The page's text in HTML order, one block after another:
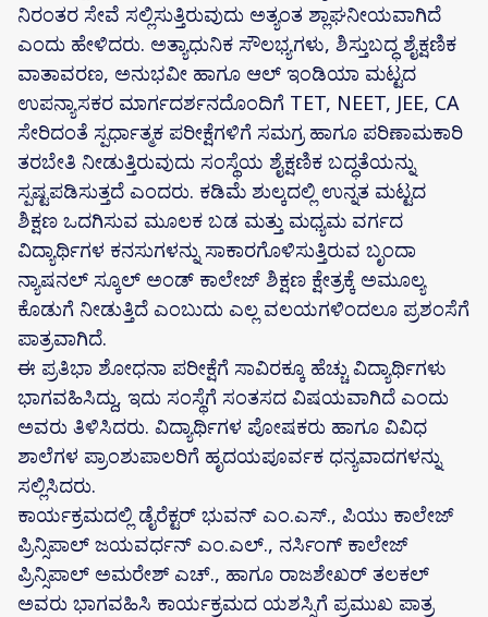
ನಿರಂತರ ಸೇವೆ ಸಲ್ಲಿಸುತ್ತಿರುವುದು ಅತ್ಯಂತ ಶ್ಲಾಘನೀಯವಾಗಿದೆ
ಎಂದು ಹೇಳಿದರು. ಅತ್ಯಾಧುನಿಕ ಸೌಲಭ್ಯಗಳು, ಶಿಸ್ತುಬದ್ಧ ಶೈಕ್ಷಣಿಕ
ವಾತಾವರಣ, ಅನುಭವೀ ಹಾಗೂ ಆಲ್ ಇಂಡಿಯಾ ಮಟ್ಟದ
ಉಪನ್ಯಾಸಕರ ಮಾರ್ಗದರ್ಶನದೊಂದಿಗೆ TET, NEET, JEE, CA
ಸೇರಿದಂತೆ ಸ್ಪರ್ಧಾತ್ಮಕ ಪರೀಕ್ಷೆಗಳಿಗೆ ಸಮಗ್ರ ಹಾಗೂ ಪರಿಣಾಮಕಾರಿ
ತರಬೇತಿ ನೀಡುತ್ತಿರುವುದು ಸಂಸ್ಥೆಯ ಶೈಕ್ಷಣಿಕ ಬದ್ಧತೆಯನ್ನು
ಸ್ಪಷ್ಟಪಡಿಸುತ್ತದೆ ಎಂದರು. ಕಡಿಮೆ ಶುಲ್ಕದಲ್ಲಿ ಉನ್ನತ ಮಟ್ಟದ
ಶಿಕ್ಷಣ ಒದಗಿಸುವ ಮೂಲಕ ಬಡ ಮತ್ತು ಮಧ್ಯಮ ವರ್ಗದ
ವಿದ್ಯಾರ್ಥಿಗಳ ಕನಸುಗಳನ್ನು ಸಾಕಾರಗೊಳಿಸುತ್ತಿರುವ ಬೃಂದಾ
ನ್ಯಾಷನಲ್ ಸ್ಕೂಲ್ ಅಂಡ್ ಕಾಲೇಜ್ ಶಿಕ್ಷಣ ಕ್ಷೇತ್ರಕ್ಕೆ ಅಮೂಲ್ಯ
ಕೊಡುಗೆ ನೀಡುತ್ತಿದೆ ಎಂಬುದು ಎಲ್ಲ ವಲಯಗಳಿಂದಲೂ ಪ್ರಶಂಸೆಗೆ
ಪಾತ್ರವಾಗಿದೆ.
ಈ ಪ್ರತಿಭಾ ಶೋಧನಾ ಪರೀಕ್ಷೆಗೆ ಸಾವಿರಕ್ಕೂ ಹೆಚ್ಚು ವಿದ್ಯಾರ್ಥಿಗಳು
ಭಾಗವಹಿಸಿದ್ದು, ಇದು ಸಂಸ್ಥೆಗೆ ಸಂತಸದ ವಿಷಯವಾಗಿದೆ ಎಂದು
ಅವರು ತಿಳಿಸಿದರು. ವಿದ್ಯಾರ್ಥಿಗಳ ಪೋಷಕರು ಹಾಗೂ ವಿವಿಧ
ಶಾಲೆಗಳ ಪ್ರಾಂಶುಪಾಲರಿಗೆ ಹೃದಯಪೂರ್ವಕ ಧನ್ಯವಾದಗಳನ್ನು
ಸಲ್ಲಿಸಿದರು.
ಕಾರ್ಯಕ್ರಮದಲ್ಲಿ ಡೈರೆಕ್ಟರ್ ಭುವನ್ ಎಂ.ಎಸ್., ಪಿಯು ಕಾಲೇಜ್
ಪ್ರಿನ್ಸಿಪಾಲ್ ಜಯವರ್ಧನ್ ಎಂ.ಎಲ್., ನರ್ಸಿಂಗ್ ಕಾಲೇಜ್
ಪ್ರಿನ್ಸಿಪಾಲ್ ಅಮರೇಶ್ ಎಚ್., ಹಾಗೂ ರಾಜಶೇಖರ್ ತಲಕಲ್
ಅವರು ಭಾಗವಹಿಸಿ ಕಾರ್ಯಕ್ರಮದ ಯಶಸ್ಸಿಗೆ ಪ್ರಮುಖ ಪಾತ್ರ